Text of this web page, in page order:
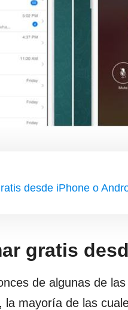
desde iPhone o
gratis
de algunas de
, la mayoría de las